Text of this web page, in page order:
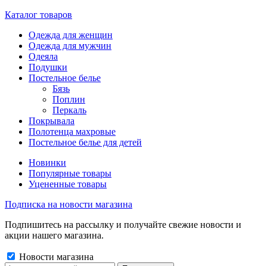
Каталог товаров
Одежда для женщин
Одежда для мужчин
Одеяла
Подушки
Постельное белье
Бязь
Поплин
Перкаль
Покрывала
Полотенца махровые
Постельное белье для детей
Новинки
Популярные товары
Уцененные товары
Подписка на новости магазина
Подпишитесь на рассылку и получайте свежие новости и
акции нашего магазина.
Новости магазина